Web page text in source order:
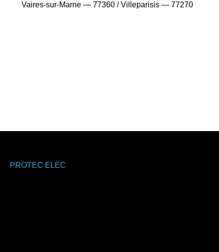
Vaires-sur-Marne — 77360 / Villeparisis — 77270
PROTEC ELEC